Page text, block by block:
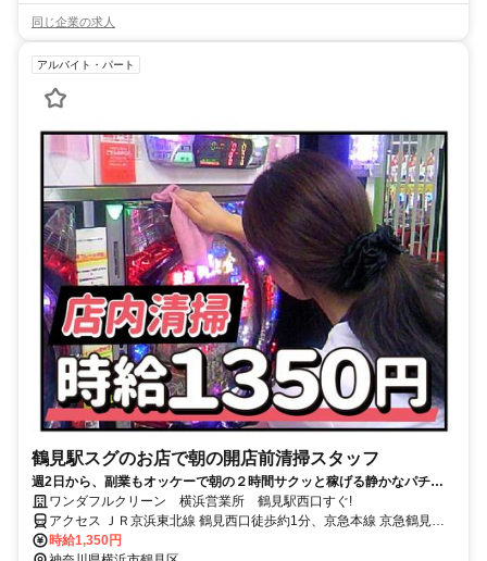
同じ企業の求人
アルバイト・パート
鶴見駅スグのお店で朝の開店前清掃スタッフ
週2日から、副業もオッケーで朝の２時間サクッと稼げる静かなパチン
コ店での開店前清掃！＊未成年は勤務できません
ワンダフルクリーン 横浜営業所 鶴見駅西口すぐ!
アクセス ＪＲ京浜東北線 鶴見西口徒歩約1分、京急本線 京急鶴見西
口徒歩約6分、京急本線 花月総持寺西口徒歩約13分 鶴見駅西口徒歩1
時給1,350円